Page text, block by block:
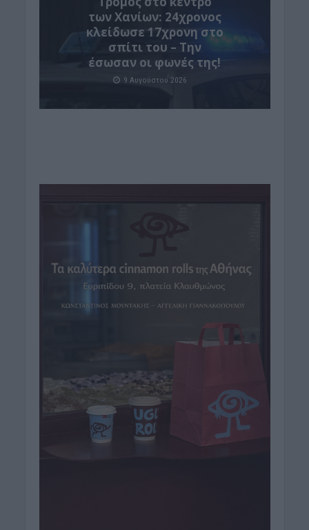
των Χανίων: 24χρονος
κλείδωσε 17χρονη στο
σπίτι του – Την
έσωσαν οι φωνές της!
9 Αυγούστου 2026